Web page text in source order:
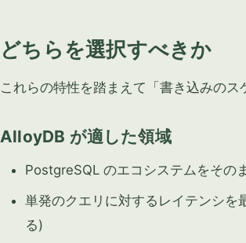
どちらを選択すべきか
これらの特性を踏まえて「書き込みの
AlloyDB が適した領域
PostgreSQL のエコシステムをその
単発のクエリに対するレイテンシを
る)